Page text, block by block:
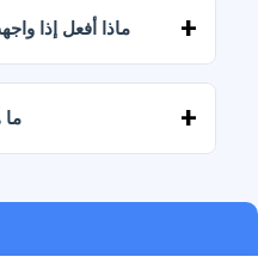
ماذا أفعل إذا
ما